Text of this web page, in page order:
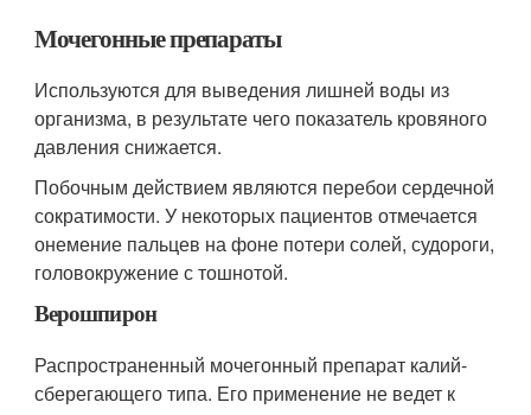
Мочегонные препараты
Используются для выведения лишней воды из
организма, в результате чего показатель кровяного
давления снижается.
Побочным действием являются перебои сердечной
сократимости. У некоторых пациентов отмечается
онемение пальцев на фоне потери солей, судороги,
головокружение с тошнотой.
Верошпирон
Распространенный мочегонный препарат калий-
сберегающего типа. Его применение не ведет к